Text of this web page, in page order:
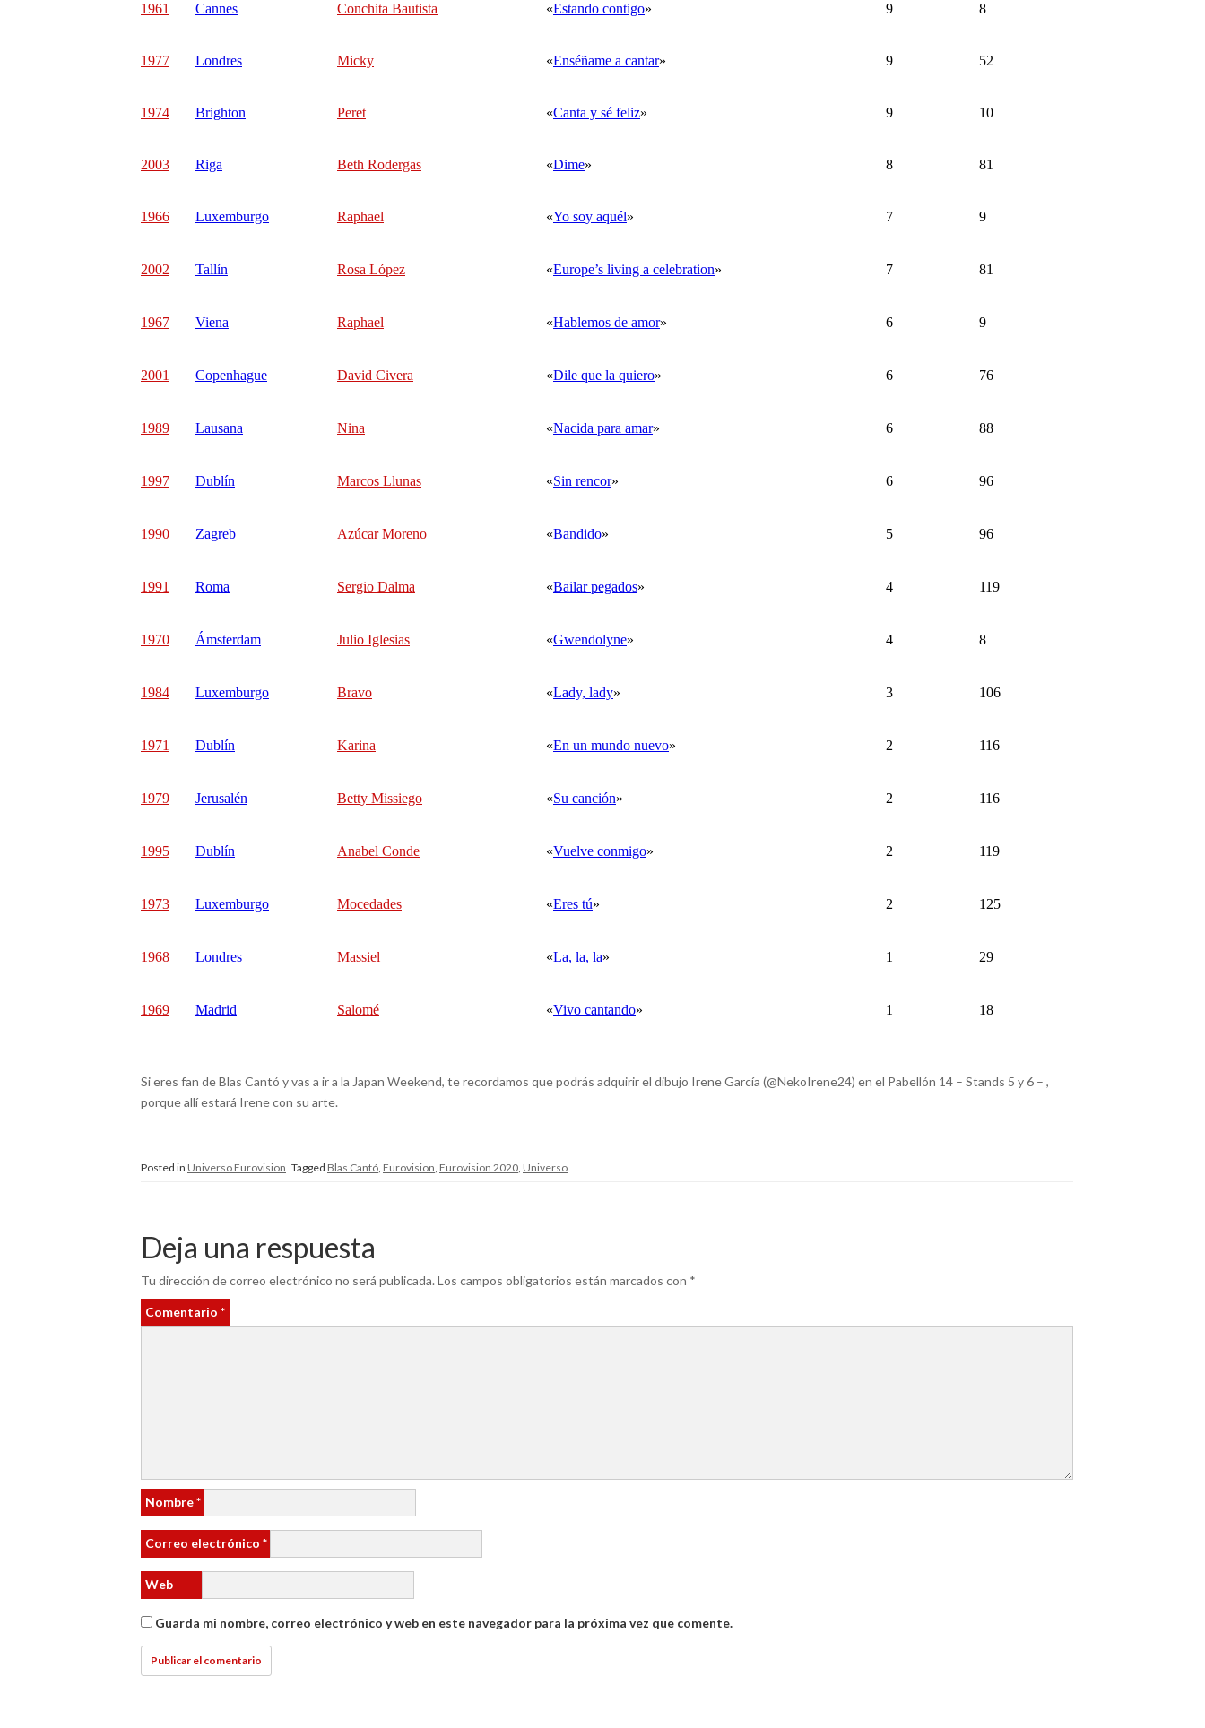
1961 Cannes Conchita Bautista «Estando contigo» 9 8
1977 Londres Micky «Enséñame a cantar» 9 52
1974 Brighton Peret «Canta y sé feliz» 9 10
2003 Riga Beth Rodergas «Dime» 8 81
1966 Luxemburgo Raphael «Yo soy aquél» 7 9
2002 Tallín Rosa López «Europe’s living a celebration» 7 81
1967 Viena Raphael «Hablemos de amor» 6 9
2001 Copenhague David Civera «Dile que la quiero» 6 76
1989 Lausana Nina «Nacida para amar» 6 88
1997 Dublín Marcos Llunas «Sin rencor» 6 96
1990 Zagreb Azúcar Moreno «Bandido» 5 96
1991 Roma Sergio Dalma «Bailar pegados» 4 119
1970 Ámsterdam Julio Iglesias «Gwendolyne» 4 8
1984 Luxemburgo Bravo «Lady, lady» 3 106
1971 Dublín Karina «En un mundo nuevo» 2 116
1979 Jerusalén Betty Missiego «Su canción» 2 116
1995 Dublín Anabel Conde «Vuelve conmigo» 2 119
1973 Luxemburgo Mocedades «Eres tú» 2 125
1968 Londres Massiel «La, la, la» 1 29
1969 Madrid Salomé «Vivo cantando» 1 18
Si eres fan de Blas Cantó y vas a ir a la Japan Weekend, te recordamos que podrás adquirir el dibujo Irene García (@NekoIrene24) en el Pabellón 14 – Stands 5 y 6 – ,
porque allí estará Irene con su arte.
Posted in Universo Eurovision Tagged Blas Cantó, Eurovision, Eurovision 2020, Universo
Deja una respuesta
Tu dirección de correo electrónico no será publicada. Los campos obligatorios están marcados con *
Comentario *
Nombre*
Correo electrónico *
Web
Guarda mi nombre, correo electrónico y web en este navegador para la próxima vez que comente.